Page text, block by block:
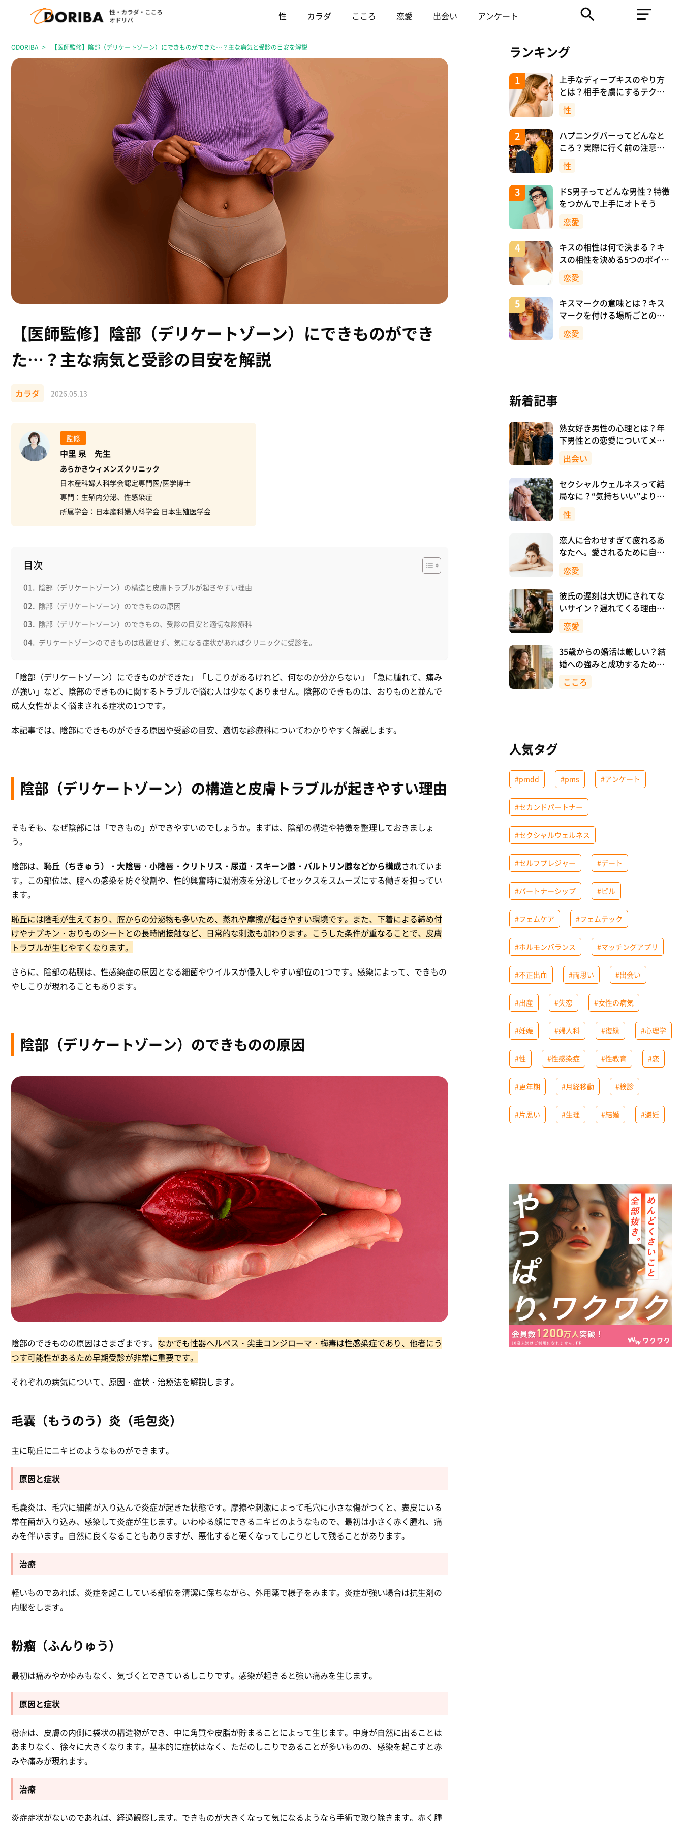
性 カラダ こころ 恋愛 出会い アンケート
ODORIBA 【医師監修】陰部（デリケートゾーン）にできものができた…？主な病気と受診の目安を解説
【医師監修】陰部（デリケートゾーン）にできものができ
た…？主な病気と受診の目安を解説
カラダ 2026.05.13
監修
中里 泉 先生
あらかきウィメンズクリニック
日本産科婦人科学会認定専門医/医学博士
専門：生殖内分泌、性感染症
所属学会：日本産科婦人科学会 日本生殖医学会
目次
陰部（デリケートゾーン）の構造と皮膚トラブルが起きやすい理由
陰部（デリケートゾーン）のできものの原因
陰部（デリケートゾーン）のできもの、受診の目安と適切な診療科
デリケートゾーンのできものは放置せず、気になる症状があればクリニックに受診を。
「陰部（デリケートゾーン）にできものができた」「しこりがあるけれど、何なのか分からない」「急に腫れて、痛み
が強い」など、陰部のできものに関するトラブルで悩む人は少なくありません。陰部のできものは、おりものと並んで
成人女性がよく悩まされる症状の1つです。
本記事では、陰部にできものができる原因や受診の目安、適切な診療科についてわかりやすく解説します。
陰部（デリケートゾーン）の構造と皮膚トラブルが起きやすい理由
そもそも、なぜ陰部には「できもの」ができやすいのでしょうか。まずは、陰部の構造や特徴を整理しておきましょ
う。
陰部は、 恥丘（ちきゅう）・大陰唇・小陰唇・クリトリス・尿道・スキーン腺・バルトリン腺などから構成されていま
す。この部位は、腟への感染を防ぐ役割や、性的興奮時に潤滑液を分泌してセックスをスムーズにする働きを担ってい
ます。
恥丘には陰毛が生えており、腟からの分泌物も多いため、蒸れや摩擦が起きやすい環境です。また、下着による締め付
けやナプキン・おりものシートとの長時間接触など、日常的な刺激も加わります。こうした条件が重なることで、皮膚
トラブルが生じやすくなります。
さらに、陰部の粘膜は、性感染症の原因となる細菌やウイルスが侵入しやすい部位の1つです。感染によって、できもの
やしこりが現れることもあります。
陰部（デリケートゾーン）のできものの原因
陰部のできものの原因はさまざまです。 なかでも性器ヘルペス・尖圭コンジローマ・梅毒は性感染症であり、他者にう
つす可能性があるため早期受診が非常に重要です。
それぞれの病気について、原因・症状・治療法を解説します。
毛嚢（もうのう）炎（毛包炎）
主に恥丘にニキビのようなものができます。
原因と症状
毛嚢炎は、毛穴に細菌が入り込んで炎症が起きた状態です。摩擦や刺激によって毛穴に小さな傷がつくと、表皮にいる
常在菌が入り込み、感染して炎症が生じます。いわゆる顔にできるニキビのようなもので、最初は小さく赤く腫れ、痛
みを伴います。自然に良くなることもありますが、悪化すると硬くなってしこりとして残ることがあります。
治療
軽いものであれば、炎症を起こしている部位を清潔に保ちながら、外用薬で様子をみます。炎症が強い場合は抗生剤の
内服をします。
粉瘤（ふんりゅう）
最初は痛みやかゆみもなく、気づくとできているしこりです。感染が起きると強い痛みを生じます。
原因と症状
粉瘤は、皮膚の内側に袋状の構造物ができ、中に角質や皮脂が貯まることによって生じます。中身が自然に出ることは
あまりなく、徐々に大きくなります。基本的に症状はなく、ただのしこりであることが多いものの、感染を起こすと赤
みや痛みが現れます。
治療
炎症症状がないのであれば、経過観察します。できものが大きくなって気になるようなら手術で取り除きます。赤く腫
ランキング
上手なディープキスのやり方
とは？相手を虜にするテクニ
ックを紹介！
性
ハプニングバーってどんなと
ころ？実際に行く前の注意や
マナーについて！
性
ドS男子ってどんな男性？特徴
をつかんで上手にオトそう
恋愛
キスの相性は何で決まる？キ
スの相性を決める5つのポイン
ト
恋愛
キスマークの意味とは？キス
マークを付ける場所ごとの意
味を詳しく解説
恋愛
新着記事
熟女好き男性の心理とは？年
下男性との恋愛についてメリ
ットも解説！
出会い
セクシャルウェルネスって結
局なに？“気持ちいい”より先
に、自分を大切にすること
性
恋人に合わせすぎて疲れるあ
なたへ。愛されるために自分
を消さない恋愛のつくり方
恋愛
彼氏の遅刻は大切にされてな
いサイン？遅れてくる理由と
対処法
恋愛
35歳からの婚活は厳しい？結
婚への強みと成功するために
意識したいこと
こころ
人気タグ
#pmdd #pms #アンケート
#セカンドパートナー
#セクシャルウェルネス
#セルフプレジャー #デート
#パートナーシップ #ピル
#フェムケア #フェムテック
#ホルモンバランス #マッチングアプリ
#不正出血 #両思い #出会い
#出産 #失恋 #女性の病気
#妊娠 #婦人科 #復縁 #心理学
#性 #性感染症 #性教育 #恋
#更年期 #月経移動 #検診
#片思い #生理 #結婚 #避妊